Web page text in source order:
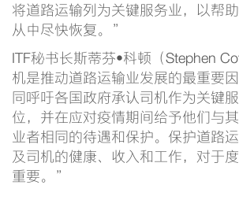
将道路运输列为关键服务业，以帮
从中尽快恢复。”
ITF秘书长斯蒂芬•科顿（Stephen
机是推动道路运输业发展的最重要
同呼吁各国政府承认司机作为关键
位，并在应对疫情期间给予他们与
业者相同的待遇和保护。保护道路
及司机的健康、收入和工作，对于
重要。”